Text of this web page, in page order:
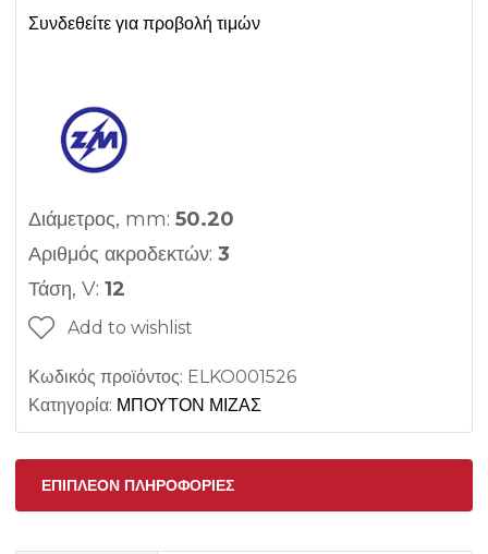
Συνδεθείτε για προβολή τιμών
Διάμετρος, mm: 50.20
Αριθμός ακροδεκτών: 3
Τάση, V: 12
Add to wishlist
Κωδικός προϊόντος: ELKO001526
Κατηγορία: ΜΠΟΥΤΟΝ ΜΙΖΑΣ
ΕΠΙΠΛΈΟΝ ΠΛΗΡΟΦΟΡΊΕΣ